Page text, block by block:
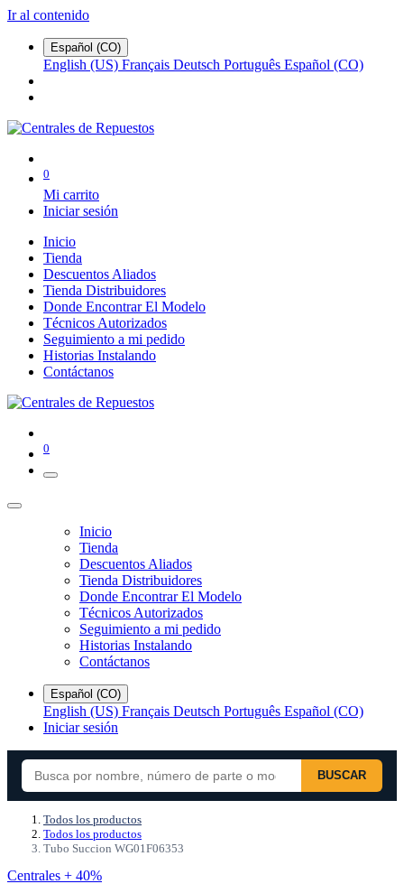
Ir al contenido
Español (CO)
English (US) Français Deutsch Português Español (CO)
0
Mi carrito
Iniciar sesión
Inicio
Tienda
Descuentos Aliados
Tienda Distribuidores
Donde Encontrar El Modelo
Técnicos Autorizados
Seguimiento a mi pedido
Historias Instalando
Contáctanos
0
Inicio
Tienda
Descuentos Aliados
Tienda Distribuidores
Donde Encontrar El Modelo
Técnicos Autorizados
Seguimiento a mi pedido
Historias Instalando
Contáctanos
Español (CO)
English (US) Français Deutsch Português Español (CO)
Iniciar sesión
BUSCAR
Todos los productos
Todos los productos
Tubo Succion WG01F06353
Centrales + 40%